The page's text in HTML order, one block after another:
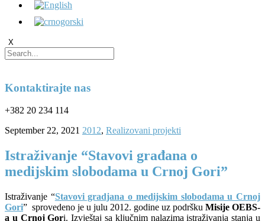
X
Kontaktirajte nas
+382 20 234 114
September 22, 2021 2012, Realizovani projekti
Istraživanje “Stavovi građana o
medijskim slobodama u Crnoj Gori”
Istraživanje “Stavovi gradjana o medijskim slobodama u Crnoj
Gori” sprovedeno je u julu 2012. godine uz podršku Misije OEBS-
a u Crnoj Gori. Izvještaj sa ključnim nalazima istraživanja stanja u